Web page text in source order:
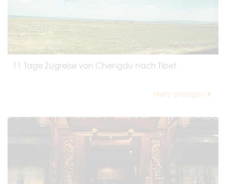
11 Tage Zugreise von Chengdu nach Tibet
Mehr anzeigen